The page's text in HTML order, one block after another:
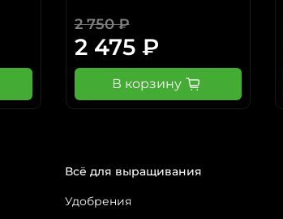
2 750 ₽
2 475 ₽
В корзину
Всё для выращивания
Удобрения